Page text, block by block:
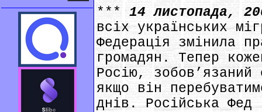
***14 листопада,
всіх українських
Федерація змінила
громадян. Тепер
Росію,
якщо він
днів. Російська